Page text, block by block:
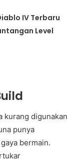
IV Terbaru
Level
kurang digunakan
punya
bermain.